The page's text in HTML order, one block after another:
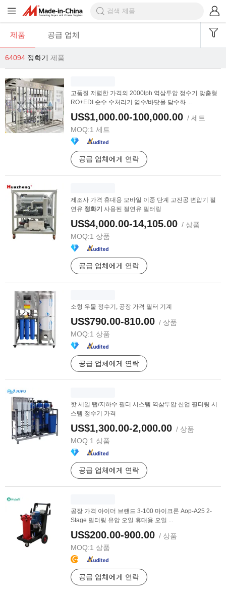
제품 공급 업체
64094 정화기 제품
고품질 저렴한 가격의 2000lph 역삼투압 정수기 맞춤형
RO+EDI 순수 수처리기 염수/바닷물 담수화 ...
US$1,000.00-100,000.00 / 세트
MOQ:1 세트
공급 업체에게 연락
제조사 가격 휴대용 모바일 이중 단계 고진공 변압기 절
연유 정화기 사용된 절연유 필터링
US$4,000.00-14,105.00 / 상품
MOQ:1 상품
공급 업체에게 연락
소형 우물 정수기, 공장 가격 필터 기계
US$790.00-810.00 / 상품
MOQ:1 상품
공급 업체에게 연락
핫 세일 탭/지하수 필터 시스템 역삼투압 산업 필터링 시
스템 정수기 가격
US$1,300.00-2,000.00 / 상품
MOQ:1 상품
공급 업체에게 연락
공장 가격 아이더 브랜드 3-100 마이크론 Aop-A25 2-
Stage 필터링 유압 오일 휴대용 오일 ...
US$200.00-900.00 / 상품
MOQ:1 상품
공급 업체에게 연락